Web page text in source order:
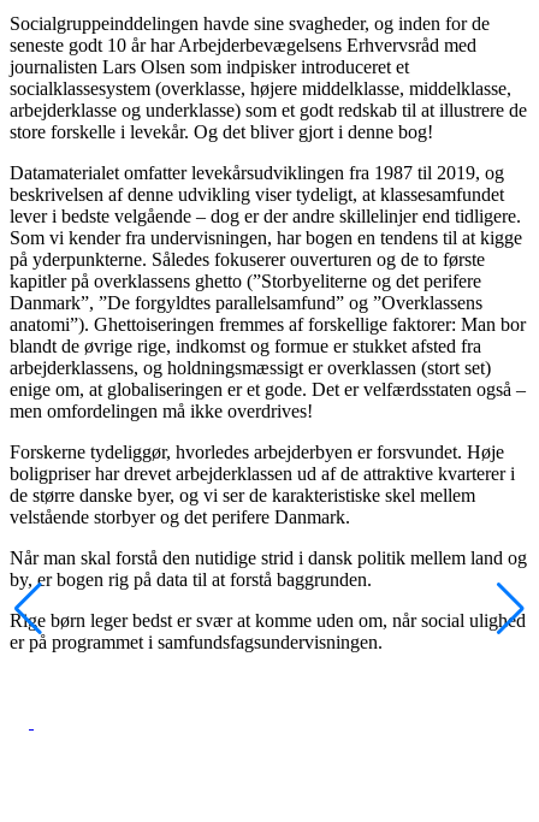
Socialgruppeinddelingen havde sine svagheder, og inden for de
seneste godt 10 år har Arbejderbevægelsens Erhvervsråd med
journalisten Lars Olsen som indpisker introduceret et
socialklassesystem (overklasse, højere middelklasse, middelklasse,
arbejderklasse og underklasse) som et godt redskab til at illustrere de
store forskelle i levekår. Og det bliver gjort i denne bog!
Datamaterialet omfatter levekårsudviklingen fra 1987 til 2019, og
beskrivelsen af denne udvikling viser tydeligt, at klassesamfundet
lever i bedste velgående – dog er der andre skillelinjer end tidligere.
Som vi kender fra undervisningen, har bogen en tendens til at kigge
på yderpunkterne. Således fokuserer ouverturen og de to første
kapitler på overklassens ghetto (”Storbyeliterne og det perifere
Danmark”, ”De forgyldtes parallelsamfund” og ”Overklassens
anatomi”). Ghettoiseringen fremmes af forskellige faktorer: Man bor
blandt de øvrige rige, indkomst og formue er stukket afsted fra
arbejderklassens, og holdningsmæssigt er overklassen (stort set)
enige om, at globaliseringen er et gode. Det er velfærdsstaten også –
men omfordelingen må ikke overdrives!
Forskerne tydeliggør, hvorledes arbejderbyen er forsvundet. Høje
boligpriser har drevet arbejderklassen ud af de attraktive kvarterer i
de større danske byer, og vi ser de karakteristiske skel mellem
velstående storbyer og det perifere Danmark.
Når man skal forstå den nutidige strid i dansk politik mellem land og
by, er bogen rig på data til at forstå baggrunden.
Rige børn leger bedst er svær at komme uden om, når social ulighed
er på programmet i samfundsfags­undervisningen.